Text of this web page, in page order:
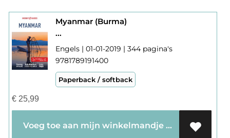
Myanmar (Burma)
...
Engels | 01-01-2019 | 344 pagina's
9781789191400
Paperback / softback
€25,99
Voeg toe aan mijn winkelmandje